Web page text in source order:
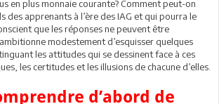
en plus monnaie courante? Comment peut-on
des apprenants à l’ère des IAG et qui pourra le
que les réponses ne peuvent être
modestement d’esquisser quelques
les attitudes qui se dessinent face à ces
les certitudes et les illusions de chacune d’elles.
d’abord de